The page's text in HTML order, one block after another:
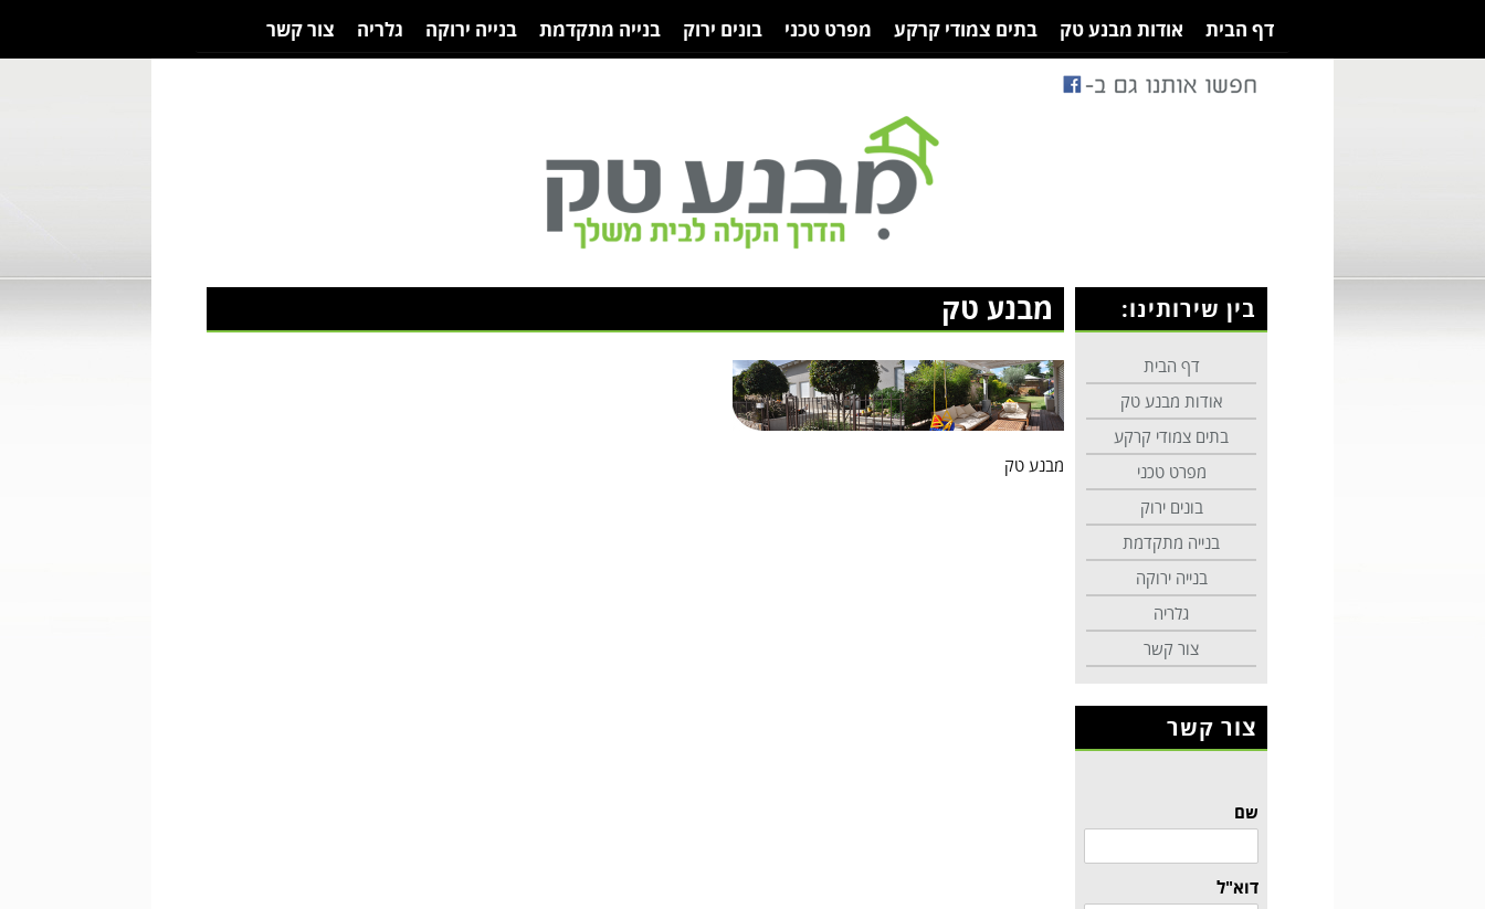
דף הבית אודות מבנע טק בתים צמודי קרקע מפרט טכני בונים ירוק בנייה מתקדמת בנייה ירוקה גלריה צור קשר
מבנע טק
מבנע טק
בין שירותינו:
דף הבית
אודות מבנע טק
בתים צמודי קרקע
מפרט טכני
בונים ירוק
בנייה מתקדמת
בנייה ירוקה
גלריה
צור קשר
צור קשר
שם
דוא"ל